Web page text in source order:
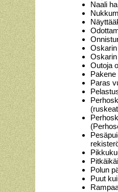
Naali
Outoja
Paras
Polun
Puut